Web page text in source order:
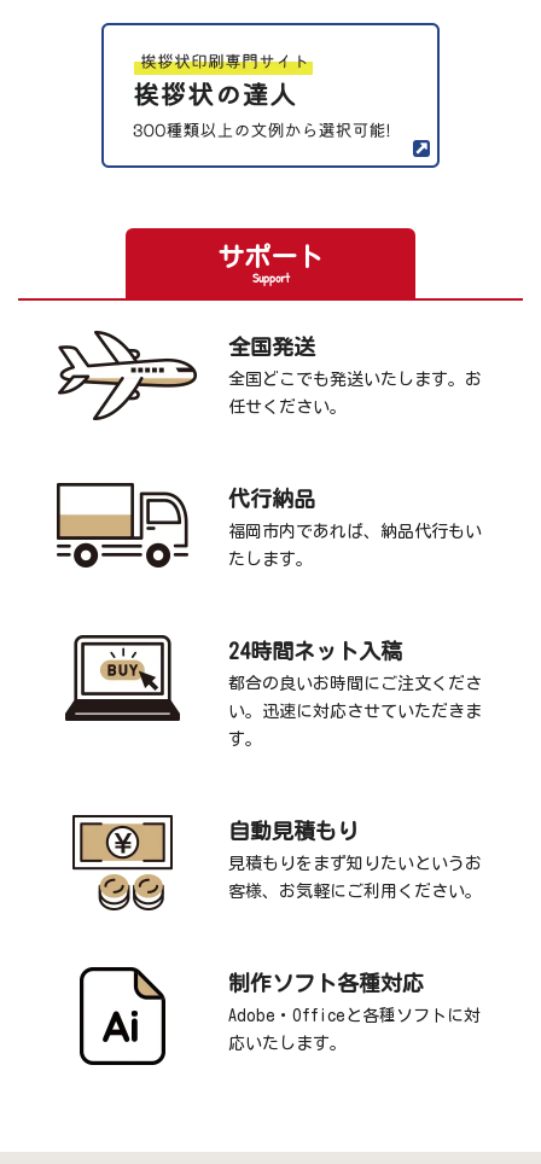
サポート
Support
全国発送
全国どこでも発送いたします。お
任せください。
代行納品
福岡市内であれば、納品代行もい
たします。
24時間ネット入稿
都合の良いお時間にご注文くださ
い。迅速に対応させていただきま
す。
自動見積もり
見積もりをまず知りたいというお
客様、お気軽にご利用ください。
制作ソフト各種対応
Adobe・Officeと各種ソフトに対
応いたします。